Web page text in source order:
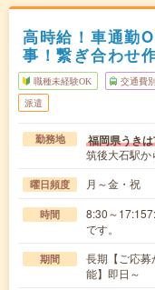
高時給！車通勤
事！繋ぎ合わせ
職種未経験OK 交通費
派遣
勤務地 福岡県うき
筑後大石駅か
曜日頻度 月～金・祝
時間
8:30～
です。
期間
長期【ご応
能】即日～